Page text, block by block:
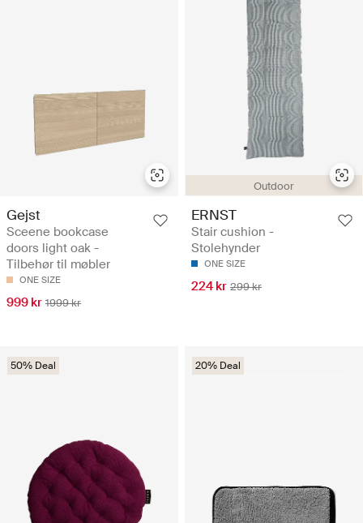
Gejst
Sceene bookcase
doors light oak -
Tilbehør til møbler
ONE SIZE
999 kr 1999 kr
Outdoor
ERNST
Stair cushion -
Stolehynder
ONE SIZE
224 kr 299 kr
50% Deal 20% Deal